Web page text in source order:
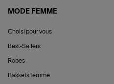
MODE FEMME
Choisi pour vous
Best-Sellers
Robes
Baskets femme